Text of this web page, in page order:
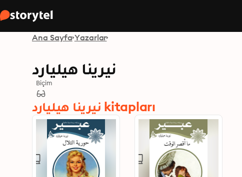
Ana Sayfa Yazarlar
نيرينا هيليارد
Biçim
نيرينا هيليارد kitapları